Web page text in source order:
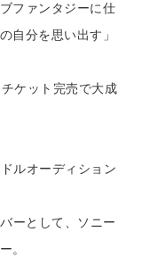
ファンタジーに仕
自分を思い出す」
ケット完売で大成
ルオーディション
ーとして、ソニー
。